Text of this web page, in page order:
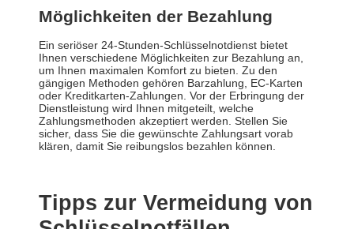
Möglichkeiten der Bezahlung
Ein seriöser 24-Stunden-Schlüsselnotdienst bietet
Ihnen verschiedene Möglichkeiten zur Bezahlung an,
um Ihnen maximalen Komfort zu bieten. Zu den
gängigen Methoden gehören Barzahlung, EC-Karten
oder Kreditkarten-Zahlungen. Vor der Erbringung der
Dienstleistung wird Ihnen mitgeteilt, welche
Zahlungsmethoden akzeptiert werden. Stellen Sie
sicher, dass Sie die gewünschte Zahlungsart vorab
klären, damit Sie reibungslos bezahlen können.
Tipps zur Vermeidung von